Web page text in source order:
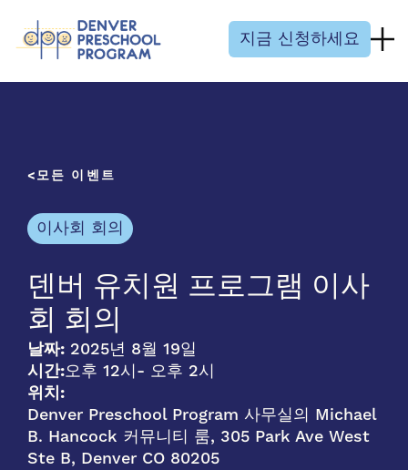
지금 신청하세요
모든 이벤트
이사회 회의
덴버 유치원 프로그램 이사
회 회의
날짜: 2025년 8월 19일
시간:오후 12시- 오후 2시
위치:
Denver Preschool Program 사무실의 Michael
B. Hancock 커뮤니티 룸, 305 Park Ave West
Ste B, Denver CO 80205